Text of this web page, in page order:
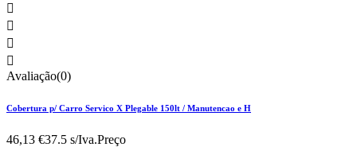




Avaliação(0)
Cobertura p/ Carro Servico X Plegable 150lt / Manutencao e H
46,13 €37.5 s/Iva.Preço